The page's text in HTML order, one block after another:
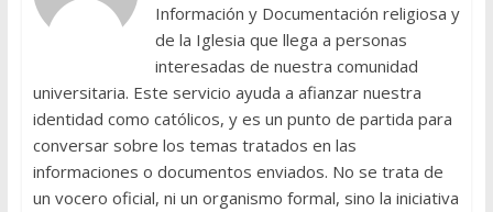
Información y Documentación religiosa y
de la Iglesia que llega a personas
interesadas de nuestra comunidad
universitaria. Este servicio ayuda a afianzar nuestra
identidad como católicos, y es un punto de partida para
conversar sobre los temas tratados en las
informaciones o documentos enviados. No se trata de
un vocero oficial, ni un organismo formal, sino la iniciativa